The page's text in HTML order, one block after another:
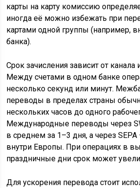
карты на карту комиссию
иногда её можно избежать при
картами одной группы (например,
банка).
Срок зачисления зависит от
Между счетами в одном банке
несколько секунд или минут.
переводы в пределах страны
нескольких часов до одного
Международные переводы через
в среднем за 1–3 дня, а через
внутри Европы. При операциях в
праздничные дни срок может
Для ускорения перевода стоит